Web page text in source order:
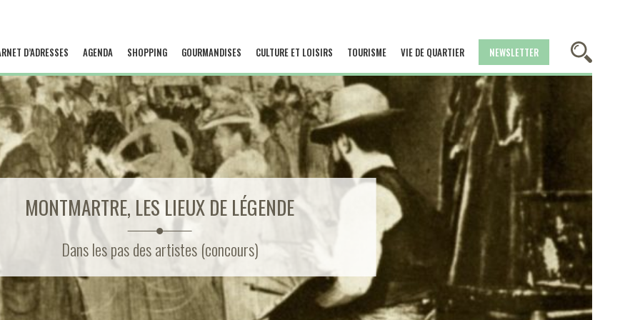
D’ADRESSES AGENDA SHOPPING GOURMANDISES CULTURE ET LOISIRS TOURISME VIE DE QUARTIER NEWSLETTER
MONTMARTRE, LES LIEUX DE LÉGENDE
Dans les pas des artistes (concours)